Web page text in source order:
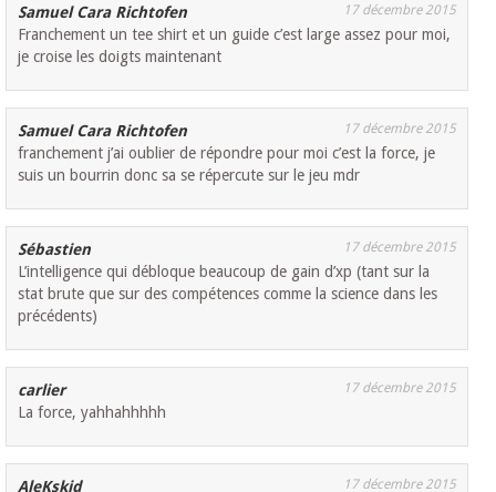
Samuel Cara Richtofen 17 décembre 2015
Franchement un tee shirt et un guide c’est large assez pour moi,
je croise les doigts maintenant
Samuel Cara Richtofen 17 décembre 2015
franchement j’ai oublier de répondre pour moi c’est la force, je
suis un bourrin donc sa se répercute sur le jeu mdr
Sébastien 17 décembre 2015
L’intelligence qui débloque beaucoup de gain d’xp (tant sur la
stat brute que sur des compétences comme la science dans les
précédents)
carlier 17 décembre 2015
La force, yahhahhhhh
AleKskid 17 décembre 2015